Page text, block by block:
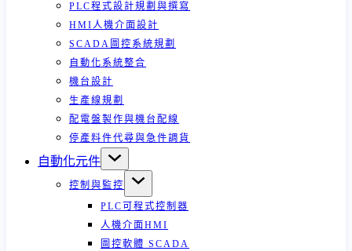
PLC程式設計規劃與撰寫
HMI人機介面設計
SCADA圖控系統規劃
自動化系統整合
機台設計
生產線規劃
配電盤製作與機台配線
停產料件代尋與急件調貨
自動化元件
控制與監控
PLC可程式控制器
人機介面HMI
圖控軟體 SCADA